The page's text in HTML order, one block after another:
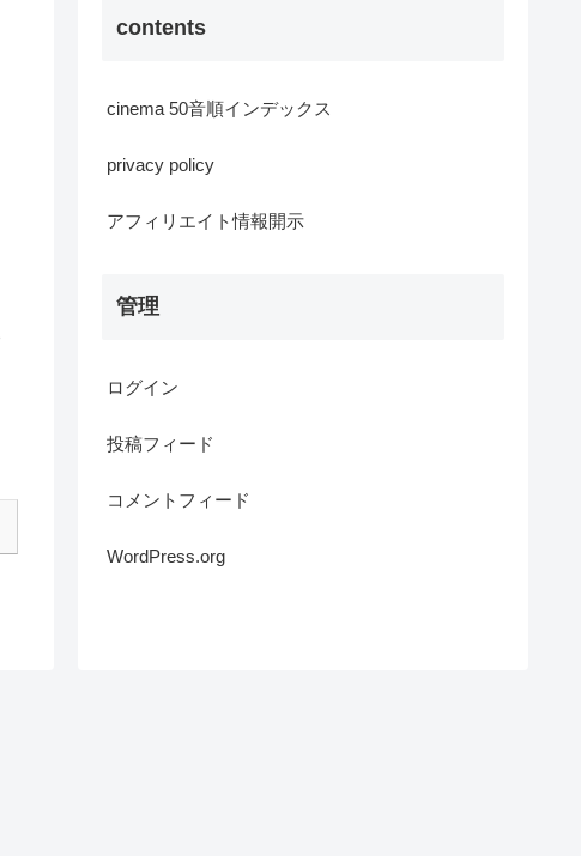
contents
cinema 50音順インデックス
privacy policy
アフィリエイト情報開示
管理
ログイン
投稿フィード
コメントフィード
WordPress.org